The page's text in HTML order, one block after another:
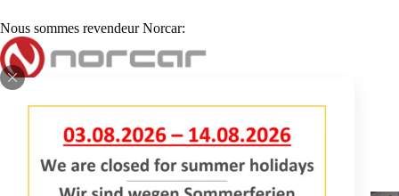
Nous sommes revendeur Norcar:
INFORMATIONS REQUISES